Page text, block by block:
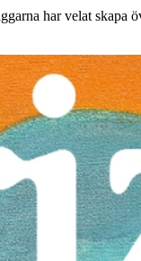
har velat skapa